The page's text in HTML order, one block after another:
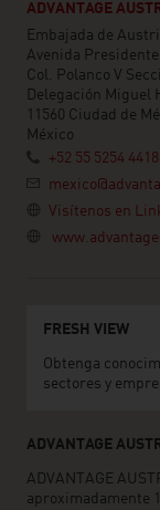
ADVANTAGE
Embajada de
Avenida Presidente
Col. Polanco V
Delegación Miguel
11560 Ciudad de
México
+52 55 5254 4418
Visítenos en
FRESH VIEW
Obtenga
sectores y
ADVANTAGE
ADVANTAGE
aproximadamente